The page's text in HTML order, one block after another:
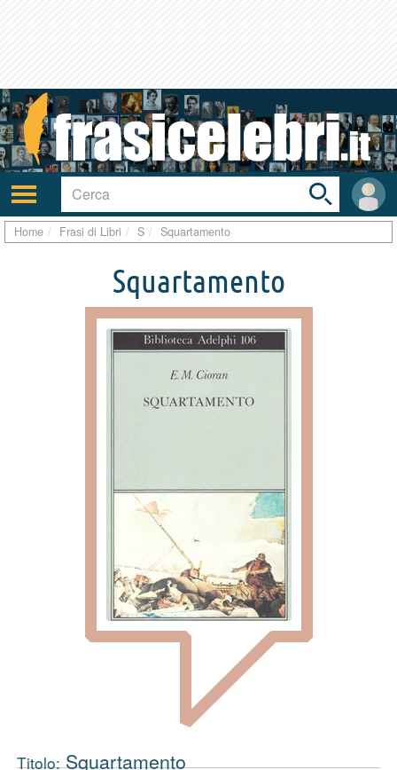
Attiva/disattiva
navigazione
User
area
Toggle
search
bar
Home Frasi di Libri S Squartamento
Squartamento
Titolo:Squartamento